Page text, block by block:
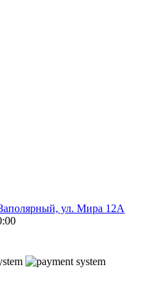
ул. Мира 12А